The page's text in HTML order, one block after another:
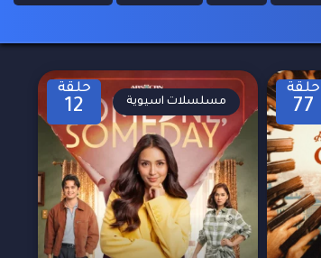
حلقة
77
حلقة
12 مسلسلات اسيوية